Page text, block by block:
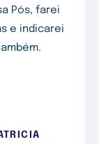
Pós, farei
e indicarei